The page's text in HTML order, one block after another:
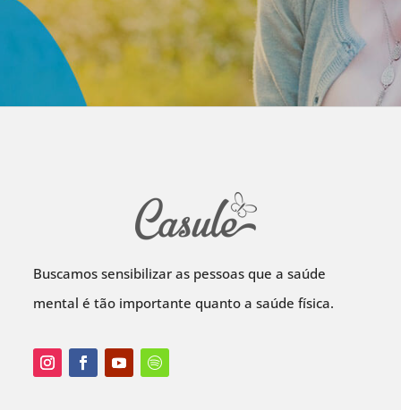
Buscamos sensibilizar as pessoas que a saúde
mental é tão importante quanto a saúde física.